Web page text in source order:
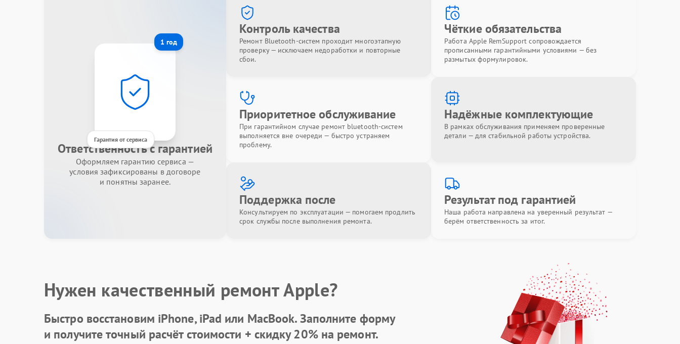
1 год
Гарантия от сервиса
Ответственность с гарантией
Оформляем гарантию сервиса —
условия зафиксированы в договоре
и понятны заранее.
Контроль качества
Ремонт Bluetooth-систем проходит многоэтапную
проверку — исключаем недоработки и повторные
сбои.
Чёткие обязательства
Работа Apple RemSupport сопровождается
прописанными гарантийными условиями — без
размытых формулировок.
Приоритетное обслуживание
При гарантийном случае ремонт bluetooth-систем
выполняется вне очереди — быстро устраняем
проблему.
Надёжные комплектующие
В рамках обслуживания применяем проверенные
детали — для стабильной работы устройства.
Поддержка после
Консультируем по эксплуатации — помогаем продлить
срок службы после выполнения ремонта.
Результат под гарантией
Наша работа направлена на уверенный результат —
берём ответственность за итог.
Нужен качественный ремонт Apple?
Быстро восстановим iPhone, iPad или MacBook.Заполните форму
и получите точный расчёт стоимости + скидку 20%на ремонт.